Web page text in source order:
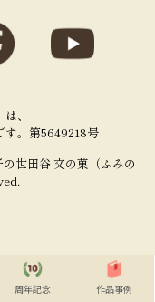
、
す。第5649218号
世田谷 文の菓（ふみの
周年記念 作品事例